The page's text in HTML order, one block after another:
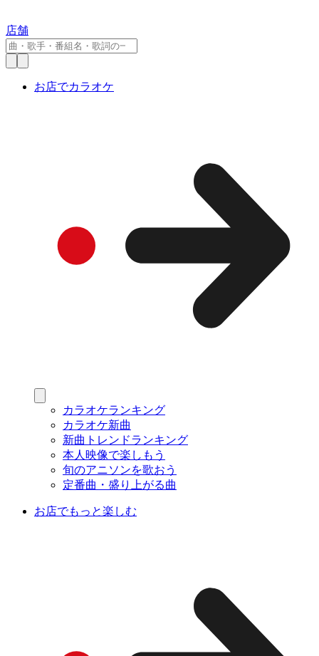
店舗
お店でカラオケ
カラオケランキング
カラオケ新曲
新曲トレンドランキング
本人映像で楽しもう
旬のアニソンを歌おう
定番曲・盛り上がる曲
お店でもっと楽しむ